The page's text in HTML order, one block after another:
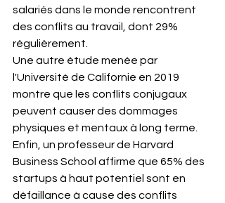
salariés dans le monde rencontrent
des conflits au travail, dont 29%
régulièrement.
Une autre étude menée par
l'Université de Californie en 2019
montre que les conflits conjugaux
peuvent causer des dommages
physiques et mentaux à long terme.
Enfin, un professeur de Harvard
Business School affirme que 65% des
startups à haut potentiel sont en
défaillance à cause des conflits